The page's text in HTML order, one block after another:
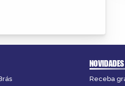
Receba